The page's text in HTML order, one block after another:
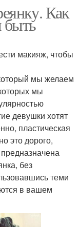
Как
быть
макияж, чтобы
мы желаем
мы
девушки хотят
пластическая
это дорого,
без
теми
в вашем